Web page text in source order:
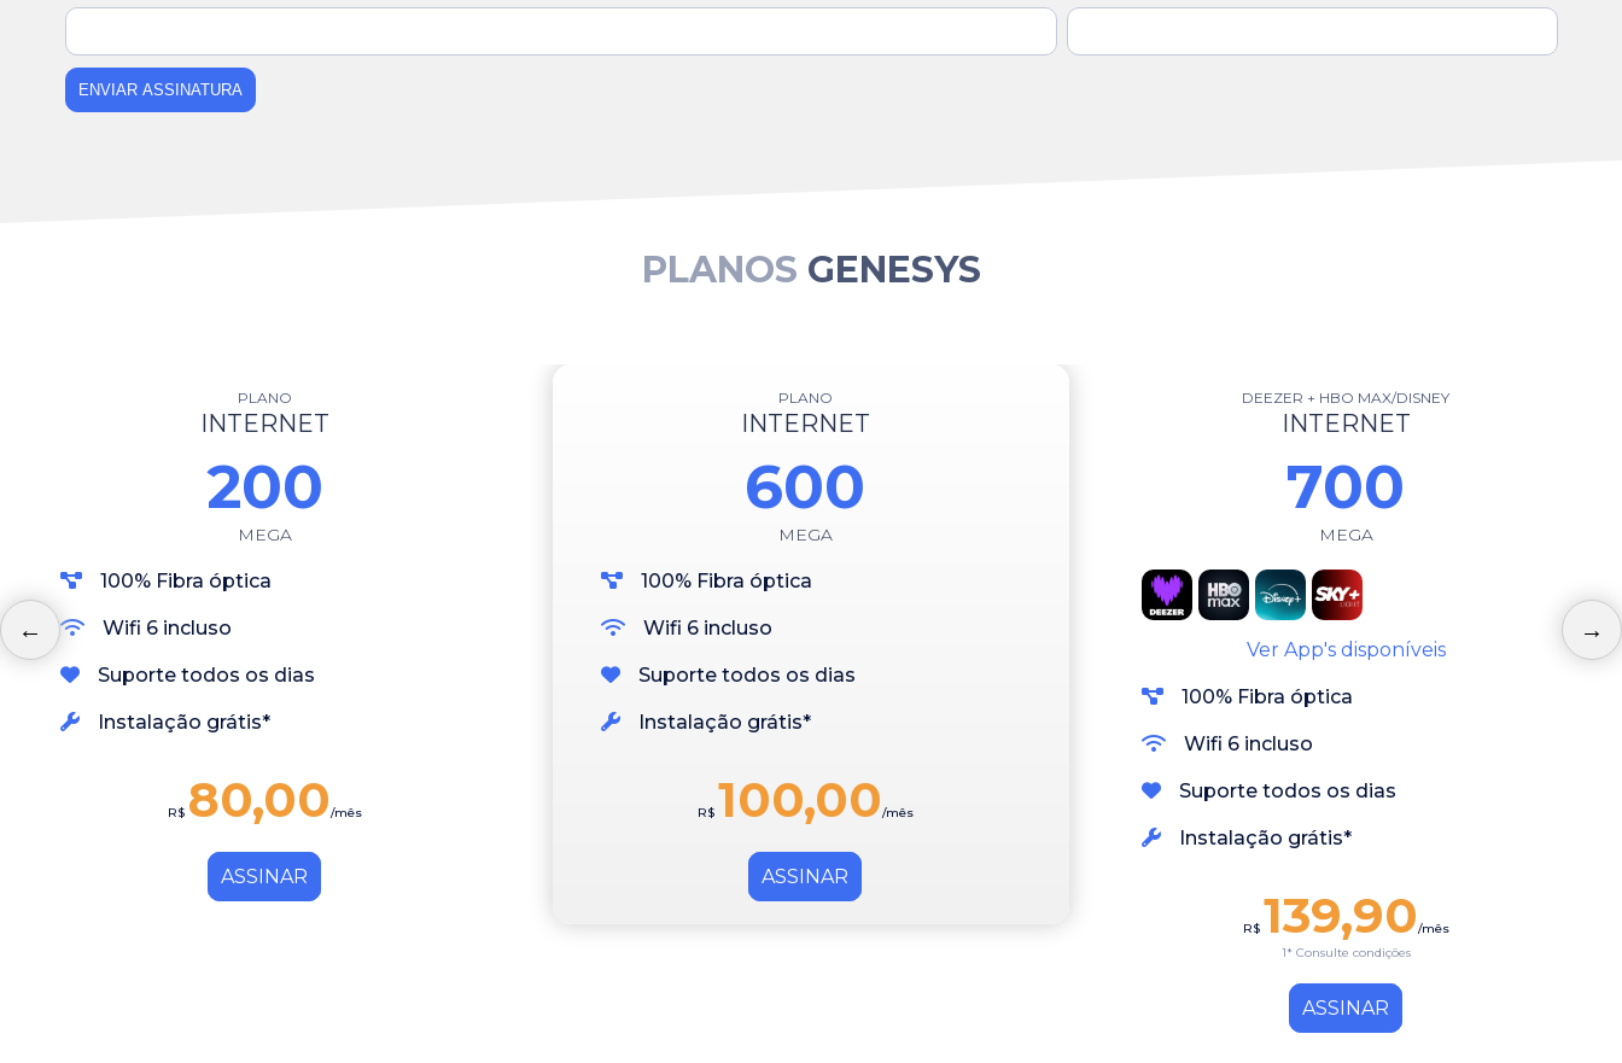
ENVIAR ASSINATURA
PLANOS GENESYS
PLANO
INTERNET
200
MEGA
100% Fibra óptica
Wifi 6 incluso
Suporte todos os dias
Instalação grátis*
R$ 80,00/mês
ASSINAR
PLANO
INTERNET
600
MEGA
100% Fibra óptica
Wifi 6 incluso
Suporte todos os dias
Instalação grátis*
R$ 100,00/mês
ASSINAR
DEEZER + HBO MAX/DISNEY
INTERNET
700
MEGA
Ver App's disponíveis
100% Fibra óptica
Wifi 6 incluso
Suporte todos os dias
Instalação grátis*
R$ 139,90/mês
1* Consulte condições
ASSINAR